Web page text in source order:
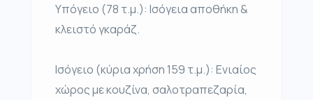
Υπόγειο (78 τ.μ.): Ισόγεια αποθήκη &
κλειστό γκαράζ.
Ισόγειο (κύρια χρήση 159 τ.μ.): Ενιαίος
χώρος με κουζίνα, σαλοτραπεζαρία,